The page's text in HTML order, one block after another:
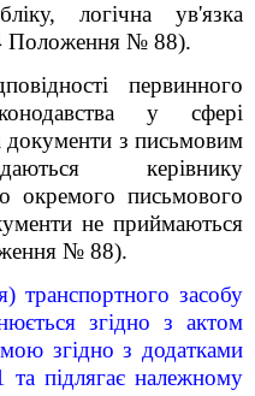
логічна ув'язка
Положення № 88).
первинного
у сфері
документи з письмовим
керівнику
окремого письмового
не приймаються
№ 88).
транспортного засобу
згідно з актом
згідно з додатками
підлягає належному